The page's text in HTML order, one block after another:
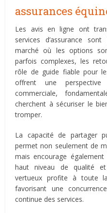
assurances
Les avis en ligne ont
services d’assurance
marché où les options
parfois complexes, les
rôle de guide fiable pour
offrent une
commerciale,
cherchent à sécuriser le
tromper.
La capacité de partager
permet non seulement de
mais encourage
haut niveau de qualité
vertueux profite à toute
favorisant une
continue des services.